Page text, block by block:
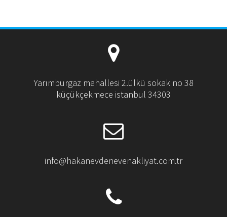
Yarımburgaz mahallesi 2.ülkü sokak no 38
küçükçekmece istanbul 34303
info@hakanevdenevenakliyat.com.tr